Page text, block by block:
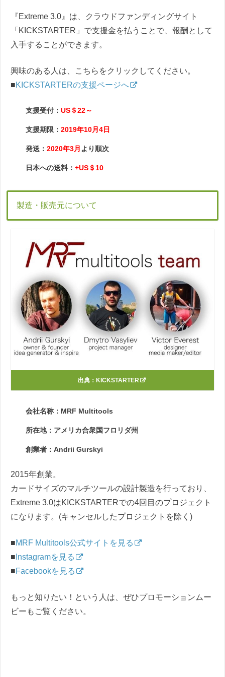
『Extreme 3.0』は、クラウドファンディングサイト
「KICKSTARTER」で支援金を払うことで、報酬として
入手することができます。
興味のある人は、こちらをクリックしてください。
■KICKSTARTERの支援ページへ
支援受付： US＄22～
支援期限： 2019年10月4日
発送： 2020年3月 より順次
日本への送料： +US＄10
製造・販売元について
出典： KICKSTARTER
会社名称：MRF Multitools
所在地：アメリカ合衆国フロリダ州
創業者：Andrii Gurskyi
2015年創業。
カードサイズのマルチツールの設計製造を行っており、
Extreme 3.0はKICKSTARTERでの4回目のプロジェクト
になります。(キャンセルしたプロジェクトを除く)
■MRF Multitools公式サイトを見る
■ Instagramを見る
■Facebookを見る
もっと知りたい！という人は、ぜひプロモーションムー
ビーもご覧ください。